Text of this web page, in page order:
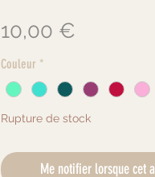
10,00 €
Couleur *
Rupture de stock
Me notifier lorsque cet